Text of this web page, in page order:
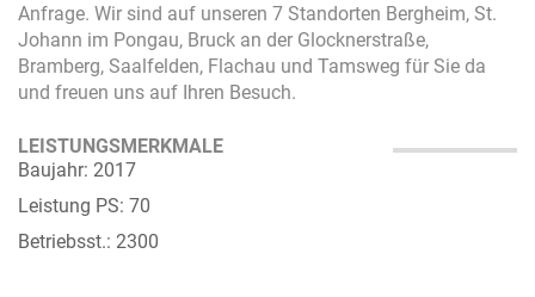
Anfrage. Wir sind auf unseren 7 Standorten Bergheim, St.
Johann im Pongau, Bruck an der Glocknerstraße,
Bramberg, Saalfelden, Flachau und Tamsweg für Sie da
und freuen uns auf Ihren Besuch.
LEISTUNGSMERKMALE
Baujahr: 2017
Leistung PS: 70
Betriebsst.: 2300